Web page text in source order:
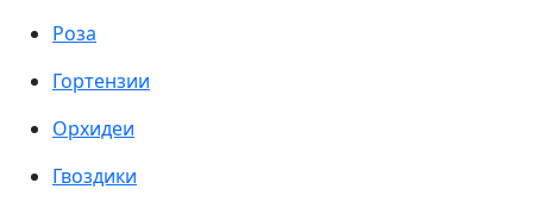
Роза
Гортензии
Орхидеи
Гвоздики